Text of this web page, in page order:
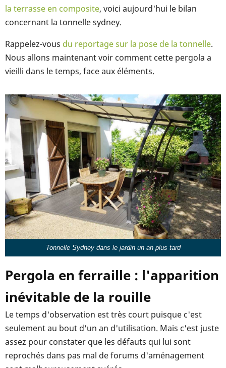
la terrasse en composite, voici aujourd'hui le bilan
concernant la tonnelle sydney.
Rappelez-vous du reportage sur la pose de la tonnelle.
Nous allons maintenant voir comment cette pergola a
vieilli dans le temps, face aux éléments.
Tonnelle Sydney dans le jardin un an plus tard
Pergola en ferraille : l'apparition
inévitable de la rouille
Le temps d'observation est très court puisque c'est
seulement au bout d'un an d'utilisation. Mais c'est juste
assez pour constater que les défauts qui lui sont
reprochés dans pas mal de forums d'aménagement